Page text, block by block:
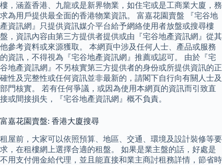
樓，涵蓋香港、九龍或是新界物業，如住宅或是工商業大廈，務
求為用戶提供最全面的香港物業資訊。 富嘉花園賣盤 『宅谷地
產資訊網』只提供資訊媒介平台給予網絡使用者放盤或搜尋樓
盤，資訊內容由第三方提供者提供或由『宅谷地產資訊網』從其
他參考資料或來源獲取。 本網頁中涉及任何人士、產品或服務
的資訊，不得視為『宅谷地產資訊網』推薦或認可。 由於『宅
谷地產資訊網』不另核實第三方提供者的身份或所提供資訊的正
確性及完整性或任何資訊並非最新的，請閣下自行向有關人士及
部門核實。 若有任何爭議，或因為使用本網頁的資訊而引致直
接或間接損失，『宅谷地產資訊網』概不負責。
富嘉花園賣盤: 香港大廈搜尋
租屋前，大家可以依照預算、地區、交通、環境及設計裝修等要
求，在租樓網上選擇合適的租盤。 如果是業主盤的話，好處是
不用支付佣金給代理，並且能直接和業主商討租務詳情，節省時